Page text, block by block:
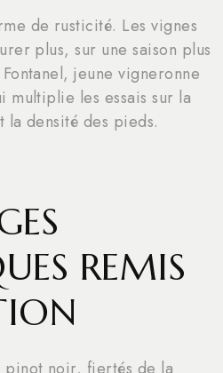
de rusticité. Les vignes
plus, sur une saison plus
jeune vigneronne
multiplie les essais sur la
la densité des pieds.
REMIS